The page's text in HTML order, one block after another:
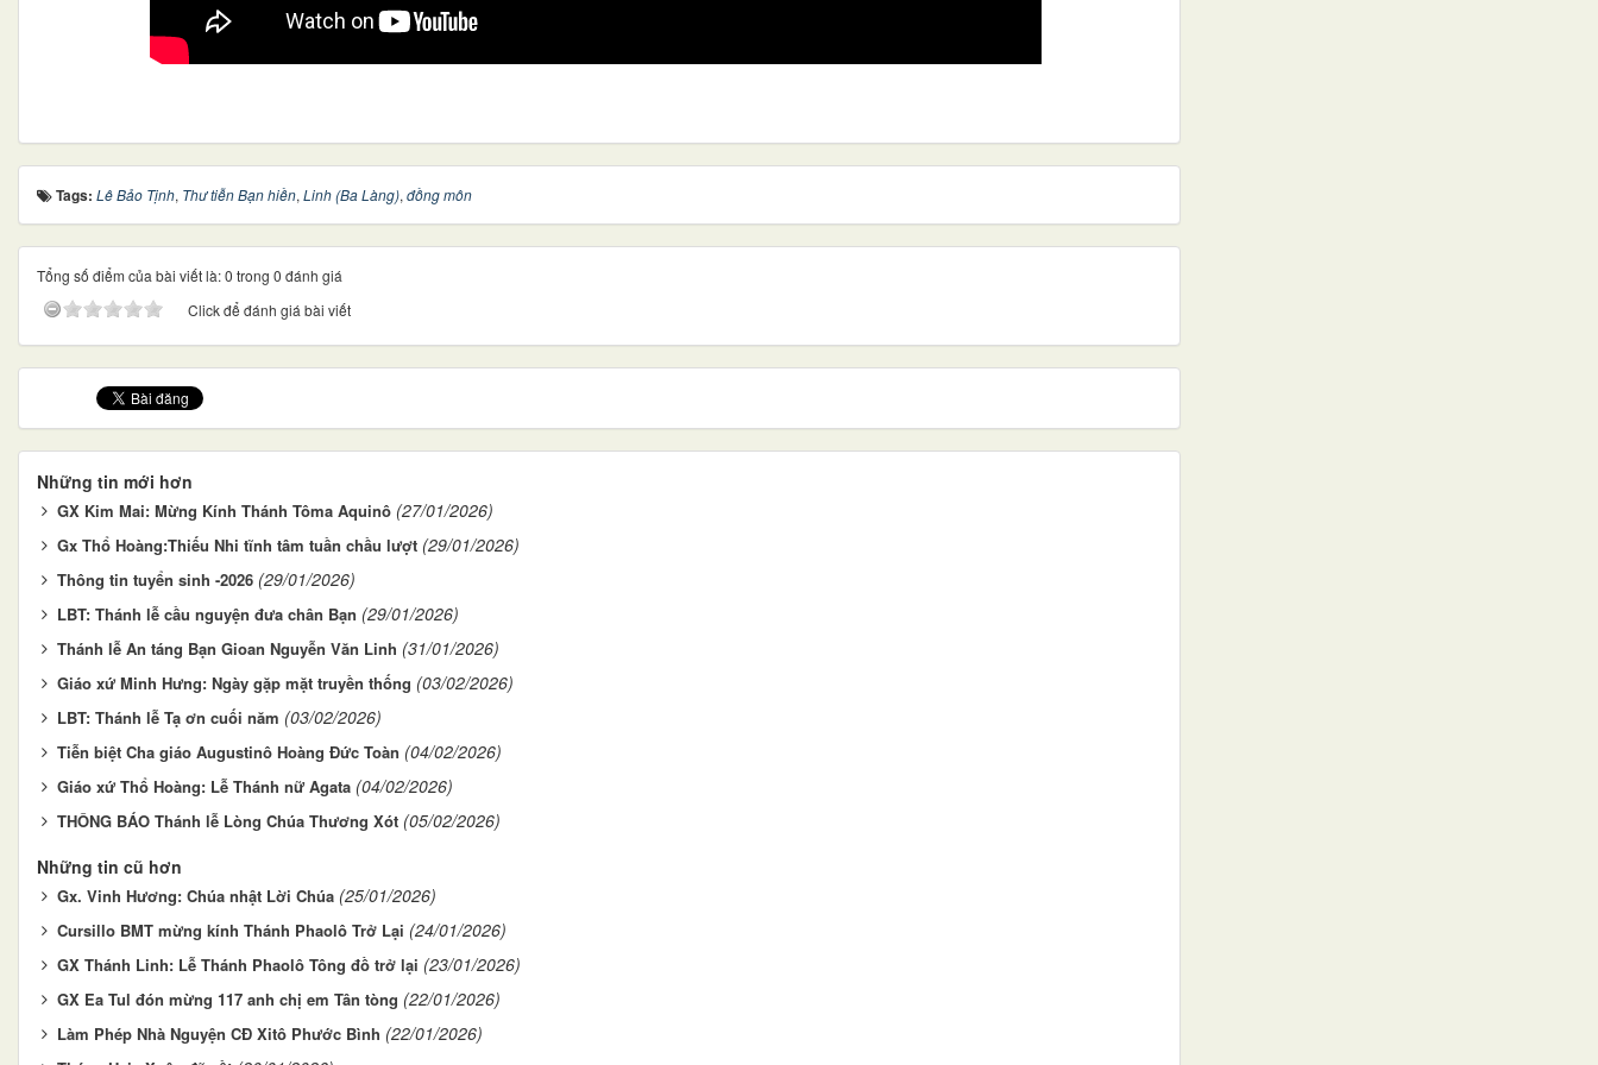
Tags: Lê Bảo Tịnh, Thư tiễn Bạn hiền, Linh (Ba Làng), đồng môn
Tổng số điểm của bài viết là: 0 trong 0 đánh giá
Click để đánh giá bài viết
Những tin mới hơn
GX Kim Mai: Mừng Kính Thánh Tôma Aquinô (27/01/2026)
Gx Thổ Hoàng:Thiếu Nhi tĩnh tâm tuần chầu lượt (29/01/2026)
Thông tin tuyển sinh -2026 (29/01/2026)
LBT: Thánh lễ cầu nguyện đưa chân Bạn (29/01/2026)
Thánh lễ An táng Bạn Gioan Nguyễn Văn Linh (31/01/2026)
Giáo xứ Minh Hưng: Ngày gặp mặt truyền thống (03/02/2026)
LBT: Thánh lễ Tạ ơn cuối năm (03/02/2026)
Tiễn biệt Cha giáo Augustinô Hoàng Đức Toàn (04/02/2026)
Giáo xứ Thổ Hoàng: Lễ Thánh nữ Agata (04/02/2026)
THÔNG BÁO Thánh lễ Lòng Chúa Thương Xót (05/02/2026)
Những tin cũ hơn
Gx. Vinh Hương: Chúa nhật Lời Chúa (25/01/2026)
Cursillo BMT mừng kính Thánh Phaolô Trở Lại (24/01/2026)
GX Thánh Linh: Lễ Thánh Phaolô Tông đồ trở lại (23/01/2026)
GX Ea Tul đón mừng 117 anh chị em Tân tòng (22/01/2026)
Làm Phép Nhà Nguyện CĐ Xitô Phước Bình (22/01/2026)